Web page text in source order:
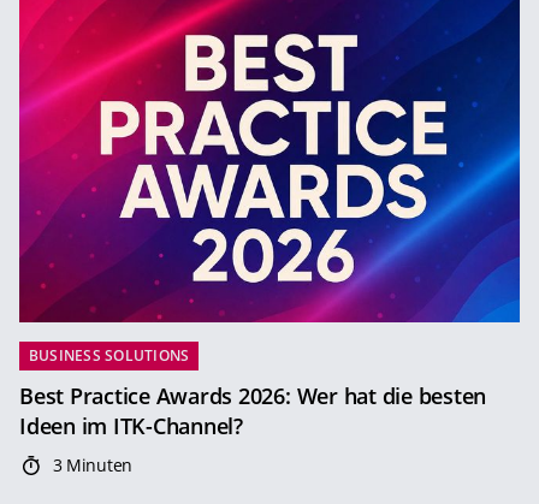
BUSINESS SOLUTIONS
Best Practice Awards 2026: Wer hat die besten
Ideen im ITK-Channel?
3 Minuten